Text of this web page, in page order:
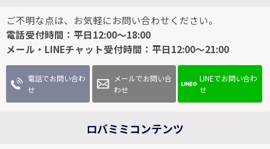
ご不明な点は、お気軽にお問い合わせください。
電話受付時間：平日12:00～18:00
メール・LINEチャット受付時間：平日12:00～21:00
電話でお問い合わ
せ
メールでお問い合
わせ
LINEでお問い合わ
せ
ロバミミコンテンツ